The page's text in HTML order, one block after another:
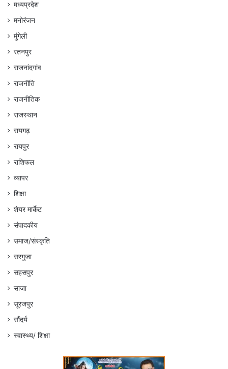
मध्यप्रदेश
मनोरंजन
मुंगेली
रतनपुर
राजनांदगांव
राजनीति
राजनीतिक
राजस्थान
रायगढ़
रायपुर
राशिफल
व्यापर
शिक्षा
शेयर मार्केट
संपादकीय
समाज/संस्कृति
सरगुजा
सहसपुर
साजा
सूरजपुर
सौंदर्य
स्वास्थ्य/ शिक्षा